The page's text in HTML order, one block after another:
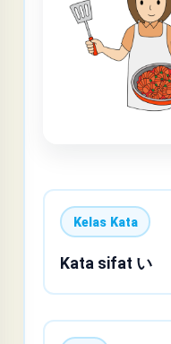
Kelas Kata
Kata sifat い